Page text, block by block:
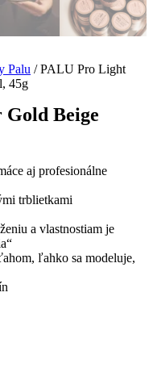
Palu / PALU Pro Light
45g
Beige
aj profesionálne
trblietkami
a vlastnostiam je
ľahko sa modeluje,